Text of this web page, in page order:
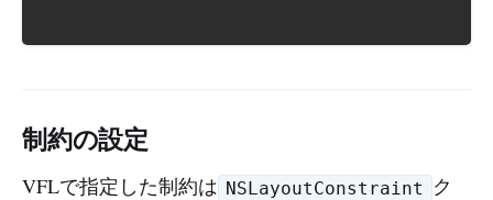
制約の設定
VFLで指定した制約は NSLayoutConstraint
ク